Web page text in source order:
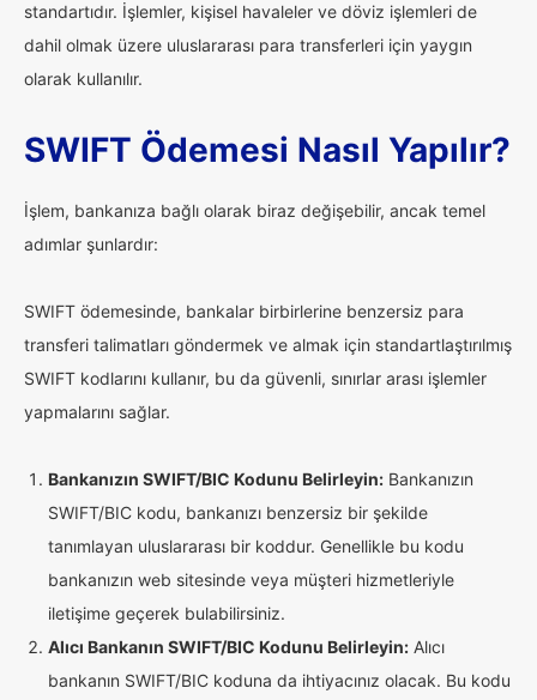
standartıdır. İşlemler, kişisel havaleler ve döviz işlemleri de
dahil olmak üzere uluslararası para transferleri için yaygın
olarak kullanılır.
SWIFT Ödemesi Nasıl Yapılır?
İşlem, bankanıza bağlı olarak biraz değişebilir, ancak temel
adımlar şunlardır:
SWIFT ödemesinde, bankalar birbirlerine benzersiz para
transferi talimatları göndermek ve almak için standartlaştırılmış
SWIFT kodlarını kullanır, bu da güvenli, sınırlar arası işlemler
yapmalarını sağlar.
Bankanızın SWIFT/BIC Kodunu Belirleyin: Bankanızın
SWIFT/BIC kodu, bankanızı benzersiz bir şekilde
tanımlayan uluslararası bir koddur. Genellikle bu kodu
bankanızın web sitesinde veya müşteri hizmetleriyle
iletişime geçerek bulabilirsiniz.
Alıcı Bankanın SWIFT/BIC Kodunu Belirleyin: Alıcı
bankanın SWIFT/BIC koduna da ihtiyacınız olacak. Bu kodu